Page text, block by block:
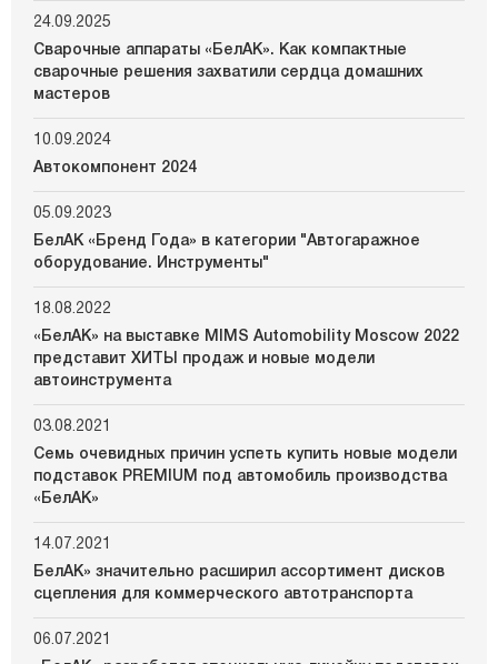
24.09.2025
Сварочные аппараты «БелАК». Как компактные
сварочные решения захватили сердца домашних
мастеров
10.09.2024
Автокомпонент 2024
05.09.2023
БелАК «Бренд Года» в категории "Автогаражное
оборудование. Инструменты"
18.08.2022
«БелАК» на выставке MIMS Automobility Moscow 2022
представит ХИТЫ продаж и новые модели
автоинструмента
03.08.2021
Семь очевидных причин успеть купить новые модели
подставок PREMIUM под автомобиль производства
«БелАК»
14.07.2021
БелАК» значительно расширил ассортимент дисков
сцепления для коммерческого автотранспорта
06.07.2021